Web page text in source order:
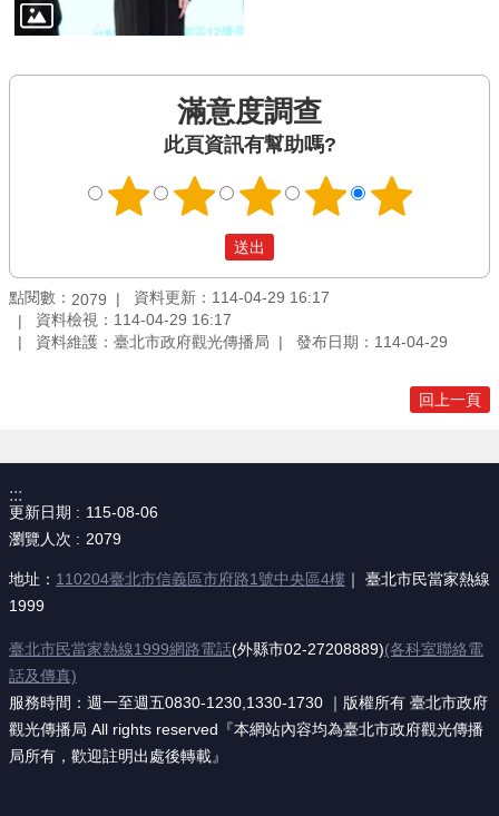
滿意度調查
此頁資訊有幫助嗎?
點閱數： 2079
資料更新：114-04-29 16:17
資料檢視：114-04-29 16:17
資料維護：臺北市政府觀光傳播局
發布日期：114-04-29
回上一頁
:::
更新日期
115-08-06
瀏覽人次
2079
地址： 110204臺北市信義區市府路1號中央區4樓 ｜ 臺北市民當家熱線
1999
臺北市民當家熱線1999網路電話(外縣市02-27208889)(各科室聯絡電
話及傳真)
服務時間：週一至週五0830-1230,1330-1730 ｜版權所有 臺北市政府
觀光傳播局 All rights reserved『本網站內容均為臺北市政府觀光傳播
局所有，歡迎註明出處後轉載』